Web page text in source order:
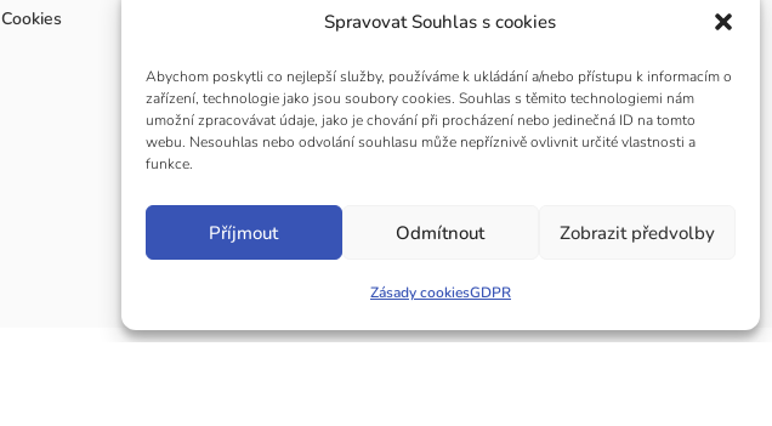
Spravovat Souhlas s cookies
Abychom poskytli co nejlepší služby, používáme k ukládání a/nebo přístupu k informacím o
zařízení, technologie jako jsou soubory cookies. Souhlas s těmito technologiemi nám
umožní zpracovávat údaje, jako je chování při procházení nebo jedinečná ID na tomto
webu. Nesouhlas nebo odvolání souhlasu může nepříznivě ovlivnit určité vlastnosti a
funkce.
Příjmout Odmítnout Zobrazit předvolby
Zásady cookiesGDPR
Cookies
Jizerské hory